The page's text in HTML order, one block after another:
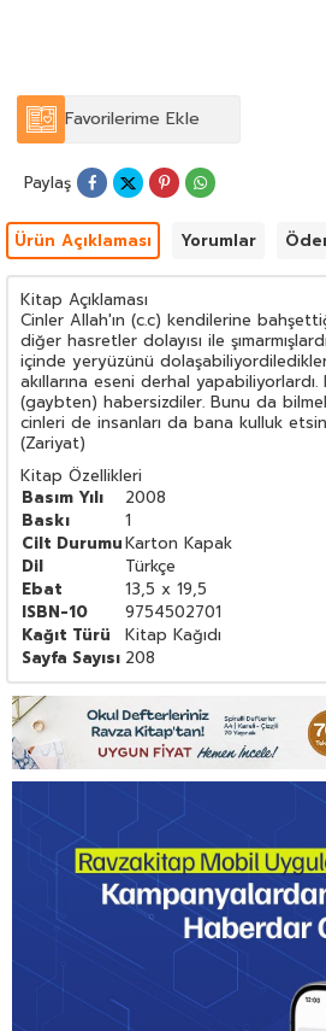
Favorilerime Ekle
Paylaş
Ürün Açıklaması Yorumlar
Kitap Açıklaması
Cinler Allah'ın (c.c) kendilerine
diğer hasretler dolayısı ile
içinde yeryüzünü
akıllarına eseni derhal
(gaybten) habersizdiler. Bunu da
cinleri de insanları da bana kulluk
(Zariyat)
Kitap Özellikleri
Basım Yılı
2008
Baskı
1
Cilt DurumuKarton Kapak
Dil
Türkçe
Ebat
13,5 x 19,5
ISBN-10
9754502701
Kağıt Türü
Kitap Kağıdı
Sayfa Sayısı 208